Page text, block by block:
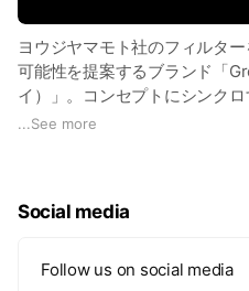
ヨウジヤマモト社のフィルタ
可能性を提案するブランド「
イ）」。コンセプトにシンク
がらジェンダーレス、エイジ
...See more
Social media
Follow us on social media